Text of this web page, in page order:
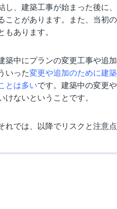
し、建築工事が始まった後に
ことがあります。また、当初
もあります。
築中にプランの変更工事や追
いった変更や追加のために建
とは多いです。建築中の変更
けないということです。
れでは、以降でリスクと注意